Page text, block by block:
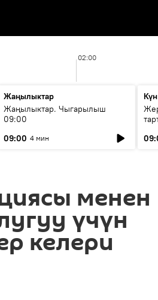
02:00
Жаңылыктар
Жаңылыктар. Чыгарылыш
09:00
09:00 4 мин
менен
үчүн
келери